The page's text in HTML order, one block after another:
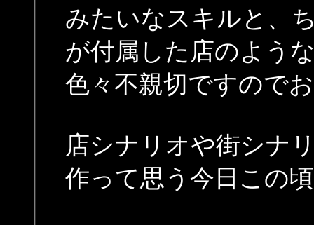
みたいなスキルと、
が付属した店のよう
色々不親切ですので
店シナリオや街シナ
作って思う今日この